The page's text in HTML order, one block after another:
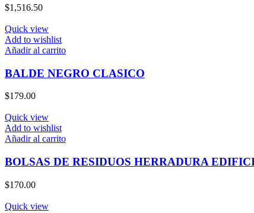
$1,516.50
Quick view
Add to wishlist
Añadir al carrito
BALDE NEGRO CLASICO
$179.00
Quick view
Add to wishlist
Añadir al carrito
BOLSAS DE RESIDUOS HERRADURA
$170.00
Quick view